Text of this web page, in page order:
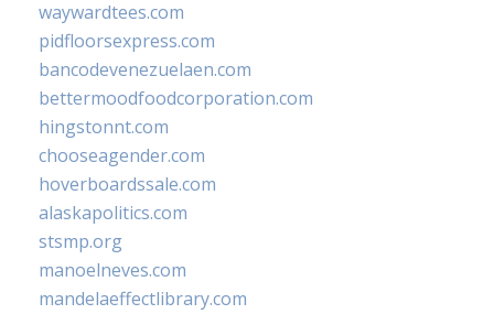
waywardtees.com
pidfloorsexpress.com
bancodevenezuelaen.com
bettermoodfoodcorporation.com
hingstonnt.com
chooseagender.com
hoverboardssale.com
alaskapolitics.com
stsmp.org
manoelneves.com
mandelaeffectlibrary.com